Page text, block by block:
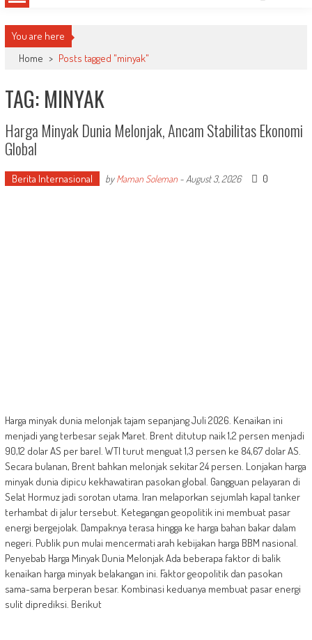
You are here
Home > Posts tagged "minyak"
TAG: MINYAK
Harga Minyak Dunia Melonjak, Ancam Stabilitas Ekonomi
Global
Berita Internasional byMaman Soleman-August 3, 2026 0
Harga minyak dunia melonjak tajam sepanjang Juli 2026. Kenaikan ini
menjadi yang terbesar sejak Maret. Brent ditutup naik 1,2 persen menjadi
90,12 dolar AS per barel. WTI turut menguat 1,3 persen ke 84,67 dolar AS.
Secara bulanan, Brent bahkan melonjak sekitar 24 persen. Lonjakan harga
minyak dunia dipicu kekhawatiran pasokan global. Gangguan pelayaran di
Selat Hormuz jadi sorotan utama. Iran melaporkan sejumlah kapal tanker
terhambat di jalur tersebut. Ketegangan geopolitik ini membuat pasar
energi bergejolak. Dampaknya terasa hingga ke harga bahan bakar dalam
negeri. Publik pun mulai mencermati arah kebijakan harga BBM nasional.
Penyebab Harga Minyak Dunia Melonjak Ada beberapa faktor di balik
kenaikan harga minyak belakangan ini. Faktor geopolitik dan pasokan
sama-sama berperan besar. Kombinasi keduanya membuat pasar energi
sulit diprediksi. Berikut